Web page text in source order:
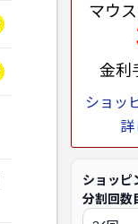
マウ
金利
ショッ
ショッピ
分割回数